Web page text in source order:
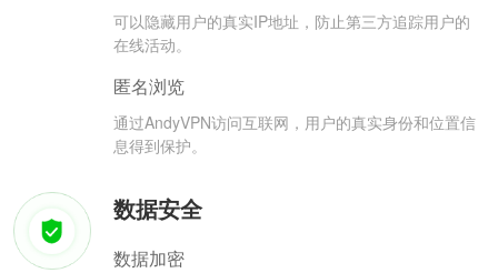
可以隐藏用户的真实IP地址，防止第三方追踪用户的
在线活动。
匿名浏览
通过AndyVPN访问互联网，用户的真实身份和位置信
息得到保护。
数据安全
数据加密